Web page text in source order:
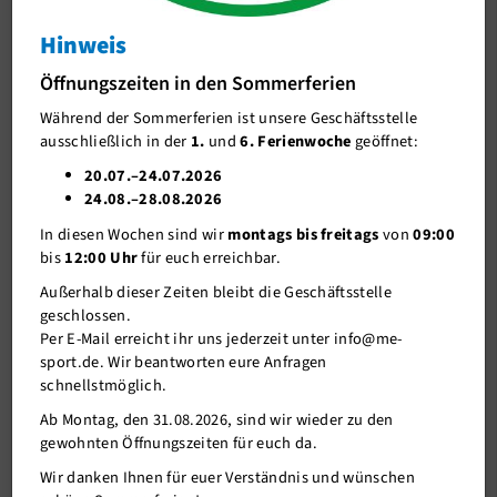
Spielersuche
Fußball
29.05.2026
J-Team
Stellenangebote
Förderverein me-sport e.V.
Mitgliederservice
Verantwortung
Hinweis
Öffnungszeiten in den Sommerferien
Während der Sommerferien ist unsere Geschäftsstelle
ausschließlich in der 1. und6. Ferienwochegeöffnet:
20.07.–24.07.2026
24.08.–28.08.2026
In diesen Wochen sind wirmontags bis freitagsvon09:00
bis12:00 Uhrfür euch erreichbar.
Außerhalb dieser Zeiten bleibt die Geschäftsstelle
geschlossen.
Per E-Mail erreicht ihr uns jederzeit unter info@me-
sport.de. Wir beantworten eure Anfragen
schnellstmöglich.
Ab Montag, den 31.08.2026, sind wir wieder zu den
gewohnten Öffnungszeiten für euch da.
Wir danken Ihnen für euer Verständnis und wünschen